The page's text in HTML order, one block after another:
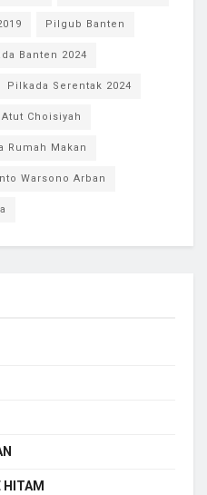
Pilgub Banten
Banten 2024
Pilkada Serentak 2024
Atut Choisiyah
Rumah Makan
Warsono Arban
HITAM